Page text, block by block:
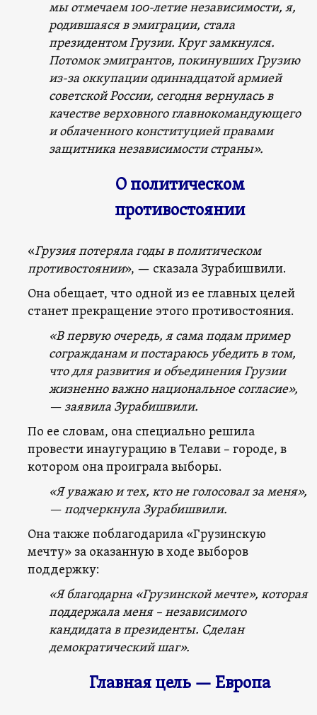
мы отмечаем 100-летие независимости, я,
родившаяся в эмиграции, стала
президентом Грузии. Круг замкнулся.
Потомок эмигрантов, покинувших Грузию
из-за оккупации одиннадцатой армией
советской России, сегодня вернулась в
качестве верховного главнокомандующего
и облаченного конституцией правами
защитника независимости страны».
О политическом
противостоянии
«Грузия потеряла годы в политическом
противостоянии», — сказала Зурабишвили.
Она обещает, что одной из ее главных целей
станет прекращение этого противостояния.
«В первую очередь, я сама подам пример
согражданам и постараюсь убедить в том,
что для развития и объединения Грузии
жизненно важно национальное согласие»,
— заявила Зурабишвили.
По ее словам, она специально решила
провести инаугурацию в Телави – городе, в
котором она проиграла выборы.
«Я уважаю и тех, кто не голосовал за меня»,
— подчеркнула Зурабишвили.
Она также поблагодарила «Грузинскую
мечту» за оказанную в ходе выборов
поддержку:
«Я благодарна «Грузинской мечте», которая
поддержала меня – независимого
кандидата в президенты. Сделан
демократический шаг».
Главная цель — Европа